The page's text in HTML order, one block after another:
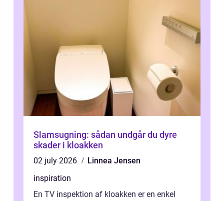
Slamsugning: sådan undgår du dyre
skader i kloakken
02 july 2026
Linnea Jensen
inspiration
En TV inspektion af kloakken er en enkel